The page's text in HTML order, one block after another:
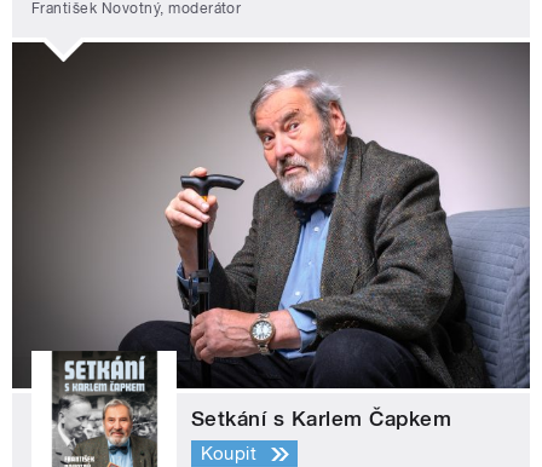
František Novotný, moderátor
Setkání s Karlem Čapkem
Koupit